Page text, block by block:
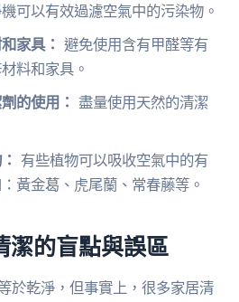
可以有效過濾空氣中的污染物。
家具： 避免使用含有甲醛等有
料和家具。
的使用： 盡量使用天然的清潔
有些植物可以吸收空氣中的有
黃金葛、虎尾蘭、常春藤等。
潔的盲點與誤區
於乾淨，但事實上，很多家居清